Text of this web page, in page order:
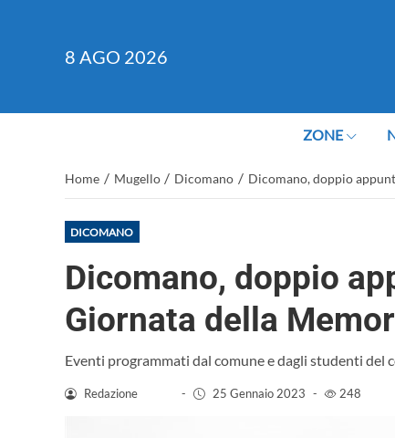
8 AGO 2026
ZONE
Home / Mugello / Dicomano / Dicomano, doppio
DICOMANO
Dicomano, doppio
Giornata della
Eventi programmati dal comune e dagli studenti del
Redazione - 25 Gennaio 2023 - 248